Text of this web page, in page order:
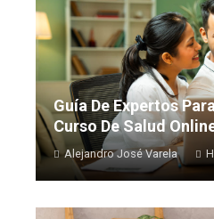
Guía De Expertos
Curso De Salud
Alejandro José Varela